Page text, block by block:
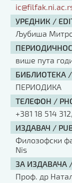
УРЕДНИК /
Љубиша
ПЕРИОДИЧНОСТ
више пута
БИБЛИОТЕКА /
ПЕРИОДИКА
ТЕЛЕФОН /
+381 18 514
ИЗДАВАЧ /
Филозофски
Nis
ЗА ИЗДАВАЧА /
Проф. др